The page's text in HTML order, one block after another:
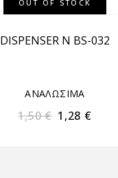
OUT OF STOCK
DISPENSER N BS-032
ΑΝΑΛΩΣΙΜΑ
1,50€ 1,28 €